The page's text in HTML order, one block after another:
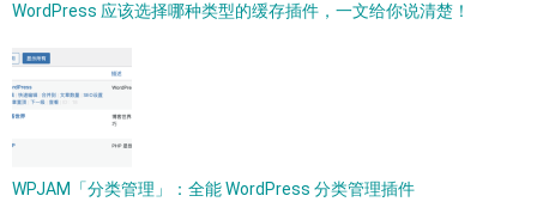
WordPress 应该选择哪种类型的缓存插件，一文给你说清楚！
WPJAM「分类管理」：全能 WordPress 分类管理插件